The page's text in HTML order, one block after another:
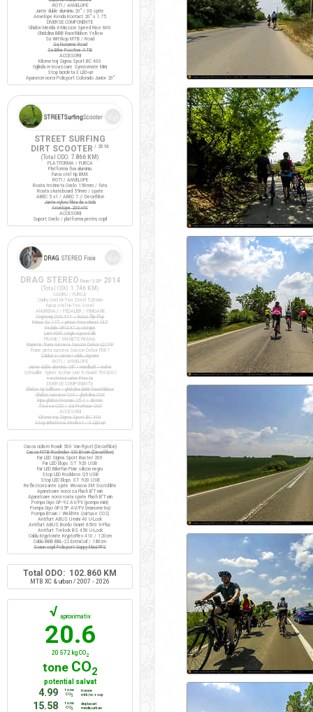
ROTI / ANVELOPE
Jante duble aluminiu 20" / 36 spite
Anvelope Kenda Kontact 20" x 1.75
DIVERSE COMPONENTE
Ghidon Merida X-Mission Speed Rise 600
Ghidolina BBB RaceRibbon Yellow
Sa Wittkop MTB / Road
Sa Noname Road
Sa Bike Positive ATB
ACCESORII
Kilometraj Sigma Sport BC 400
Oglinda retrovizoare Syncromate Mini
Stop bicicleta 3 LED-uri
Aparatori noroi Polisport Colorado Junior 20"
STREET SURFING
DIRT SCOOTER / 2016
(Total ODO: 7.866 KM )
PLATFORMA / FURCA
Platforma fixa aluminiu
Furca otel tip BMX
ROTI / ANVELOPE
Roata trotineta Oxelo 150mm / fata
Roata skateboard 59mm / spate
ABEC 5 x1 / ABEC 7 // Decathlon
Jante nylon/fibra de sticla
Anvelope 200x40
ACCESORII
Suport Oxelo / platforma pentru copil
DRAG STEREO Fixie/SSP 2014
(Total ODO: 1.746 KM )
CADRU / FURCA
Cadru otel Hi-Ten Steel 520mm
Furca otel Hi-Ten Steel
ANGRENAJ / PEDALIER / PINIOANE
Angrenaj COX 44T / butuc flip-flop
Pinion fix 17T / pinion freewheel 16T
Pedale VP-397 cu ratrape
Lant KMC single-speed alb
FRANE / MANETE FRANA
Manete frana cursiera Saccon Dekor LD74P
Frane janta cursiera Saccon Dekor FD07
Cabluri si camasi cablu Jagwire
ROTI / ANVELOPE
Jante duble aluminiu 28" / Handbuilt / inalte
Schwalbe Spicer Active Line K-Guard 700x30C
+ extensii valve Presta
DIVERSE COMPONENTE
Ghidon tip bullhorn / ghidolina BBB RaceRibbon
Ghidon cursiera COX / ghidolina COX
Pipa ghidon Promax 25.4 / 80mm
Tisa sa COX / Sa ProRace COX
ACCESORII
Kilometraj Sigma Sport BC 400
Stop BikeForce Modest / 3 LED-uri
Casca ciclism Roadr 500 Van Rysel (Decathlon)
Casca MTB Rockrider SIX Btwin (Decathlon)
Far LED Sigma Sport Buster 200
Far LED Elops ST 920 USB
Far LED BikeFun Pixie silicon negru
Stop LED Rockbros Q5 USB
Stop LED Elops ST 920 USB
Reflectorizante spite Wowow 3M Scotchlite
Aparatoare noroi sa Flash B'Twin
Aparatoare noroi roata spate Flash B'Twin
Pompa Giyo GP-92 AV/FV (pompa mini)
Pompa Giyo GF-35P AV/FV (manometru)
Pompa Btwin / Weldtite (cartuse CO2)
Antifurt ABUS U-mini 40 U-Lock
Antifurt ABUS Bordo Granit 6500 X-Plus
Antifurt Trelock BS 450 U-Lock
Cablu Kryptonite KryptoFlex 410 / 120cm
Cablu BBB BBL-22 ExtraCoil / 180cm
Scaun copil Polisport Guppy Maxi FFS
Total ODO: 102.860 KM
MTB XC & urban / 2007 - 2026
√ aproximativ
20.6
20 572 kg CO2
tone CO2
potential salvat
4.99
tone
CO2
trasee
mtb/xc + ssp
15.58
tone
CO2
deplasari
mediu urban